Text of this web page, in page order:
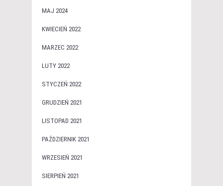
MAJ 2024
KWIECIEŃ 2022
MARZEC 2022
LUTY 2022
STYCZEŃ 2022
GRUDZIEŃ 2021
LISTOPAD 2021
PAŹDZIERNIK 2021
WRZESIEŃ 2021
SIERPIEŃ 2021